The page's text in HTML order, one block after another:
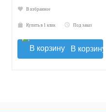
В избранное
Купить в 1 клик Под заказ
В корзину